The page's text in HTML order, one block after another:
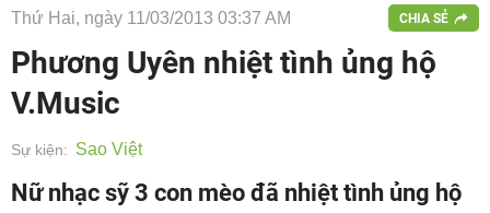
Thứ Hai, ngày 11/03/2013 03:37 AM CHIA SẺ
Phương Uyên nhiệt tình ủng hộ
V.Music
Sự kiện: Sao Việt
Nữ nhạc sỹ 3 con mèo đã nhiệt tình ủng hộ